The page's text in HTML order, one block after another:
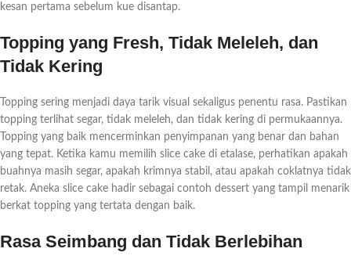
kesan pertama sebelum kue disantap.
Topping yang Fresh, Tidak Meleleh, dan
Tidak Kering
Topping sering menjadi daya tarik visual sekaligus penentu rasa. Pastikan
topping terlihat segar, tidak meleleh, dan tidak kering di permukaannya.
Topping yang baik mencerminkan penyimpanan yang benar dan bahan
yang tepat. Ketika kamu memilih slice cake di etalase, perhatikan apakah
buahnya masih segar, apakah krimnya stabil, atau apakah coklatnya tidak
retak. Aneka slice cake hadir sebagai contoh dessert yang tampil menarik
berkat topping yang tertata dengan baik.
Rasa Seimbang dan Tidak Berlebihan